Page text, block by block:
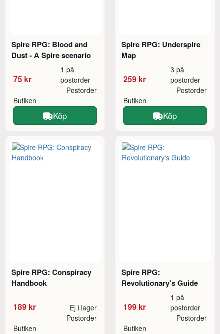
Spire RPG: Blood and
Dust - A Spire scenario
75 kr
1 på
postorder
Butiken
Postorder
Köp
Spire RPG: Underspire
Map
259 kr
3 på
postorder
Butiken
Postorder
Köp
Spire RPG: Conspiracy
Handbook
189 kr Ej i lager
Butiken
Postorder
Spire RPG:
Revolutionary's Guide
199 kr
1 på
postorder
Butiken
Postorder